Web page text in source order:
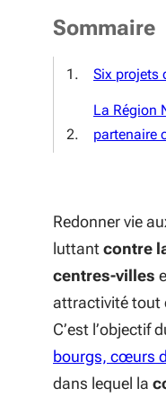
Sommaire
Six projets
La Région
partenaire
Redonner vie
luttantcontre
centres-villes
attractivité tout
C’est l’objectif
bourgs, cœurs
dans lequel la